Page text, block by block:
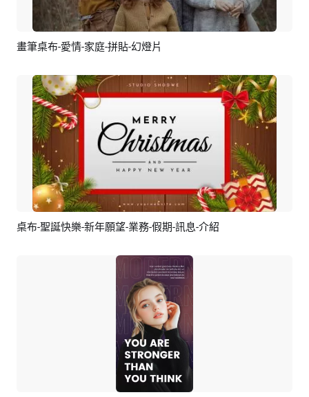
預覽
畫筆桌布-愛情-家庭-拼貼-幻燈片
預覽 編輯
桌布-聖誕快樂-新年願望-業務-假期-訊息-介紹